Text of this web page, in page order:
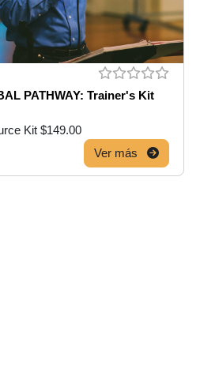
PATHWAY: Trainer's Kit
Kit $149.00
Ver más